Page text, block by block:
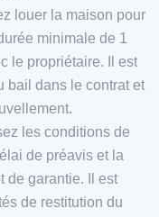
louer la maison pour
minimale de 1
le propriétaire. Il est
bail dans le contrat et
les conditions de
de préavis et la
de garantie. Il est
de restitution du